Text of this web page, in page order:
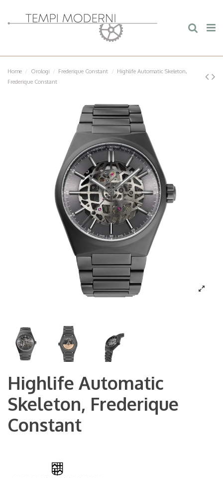
Home Orologi Frederique Constant
Highlife Automatic Skeleton,
Frederique Constant
Highlife Automatic
Skeleton, Frederique
Constant